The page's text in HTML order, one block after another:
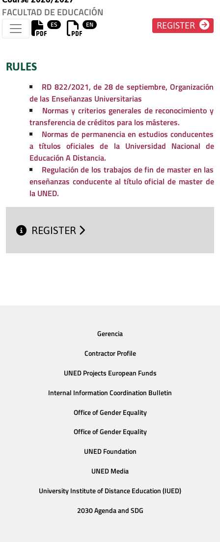
FACULTAD DE EDUCACIÓN
ES EN REGISTER
RULES
RD 822/2021, de 28 de septiembre, Organización
de las Enseñanzas Universitarias
Normas y criterios generales de reconocimiento y
transferencia de créditos para los másteres.
Normas de permanencia en estudios conducentes
a títulos oficiales de la Universidad Nacional de
Educación A Distancia.
Regulación de los trabajos de fin de master en las
enseñanzas conducente al título oficial de master de
la UNED.
REGISTER
Gerencia
Contractor Profile
UNED Projects European Funds
Internal Information Coordination Bulletin
Office of Gender Equality
Office of Gender Equality
UNED Foundation
UNED Media
University Institute of Distance Education (IUED)
2030 Agenda and SDG